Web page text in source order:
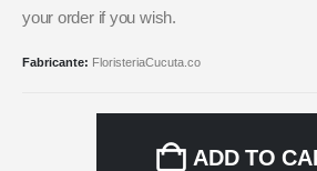
your order if you wish.
Fabricante: FloristeriaCucuta.co
ADD TO